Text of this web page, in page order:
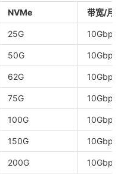
NVMe 带宽/月
25G
50G
62G
75G
100G
150G
200G